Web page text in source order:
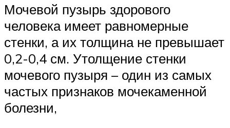
Мочевой пузырь здорового
человека имеет равномерные
стенки, а их толщина не превышает
0,2-0,4 см. Утолщение стенки
мочевого пузыря – один из самых
частых признаков мочекаменной
болезни,